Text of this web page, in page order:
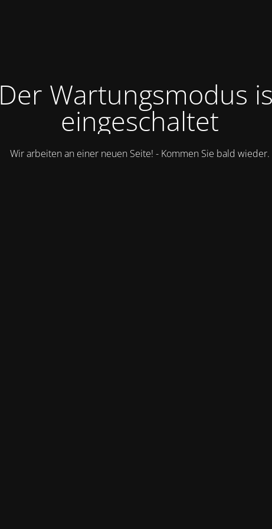
Der Wartungsmodus
eingeschaltet
Wir arbeiten an einer neuen Seite! - Kommen Sie bald wieder.